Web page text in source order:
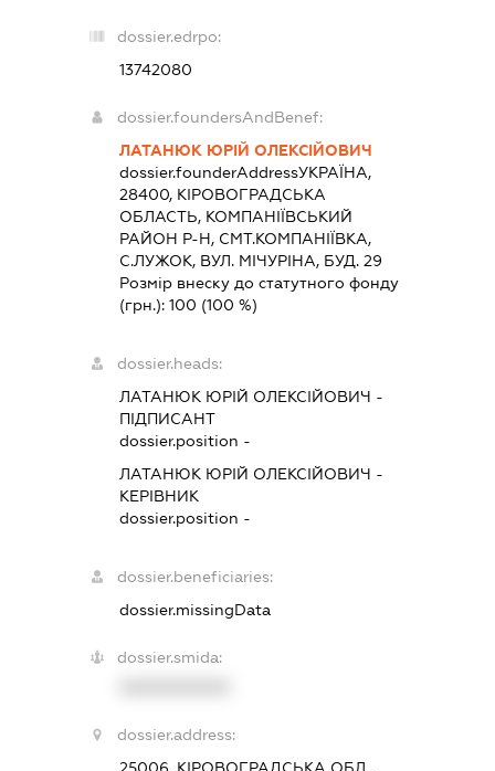
dossier.edrpo:
13742080
dossier.foundersAndBenef:
ЛАТАНЮК ЮРІЙ ОЛЕКСІЙОВИЧ
dossier.founderAddressУКРАЇНА,
28400, КIРОВОГРАДСЬКА
ОБЛАСТЬ, КОМПАНIЇВСЬКИЙ
РАЙОН Р-Н, СМТ.КОМПАНІЇВКА,
С.ЛУЖОК, ВУЛ. МІЧУРІНА, БУД. 29
Розмір внеску до статутного фонду
(грн.): 100 (100 %)
dossier.heads:
ЛАТАНЮК ЮРІЙ ОЛЕКСІЙОВИЧ -
ПІДПИСАНТ
dossier.position -
ЛАТАНЮК ЮРІЙ ОЛЕКСІЙОВИЧ -
КЕРІВНИК
dossier.position -
dossier.beneficiaries:
dossier.missingData
dossier.smida:
dossier.address:
25006, КІРОВОГРАДСЬКА ОБЛ.,